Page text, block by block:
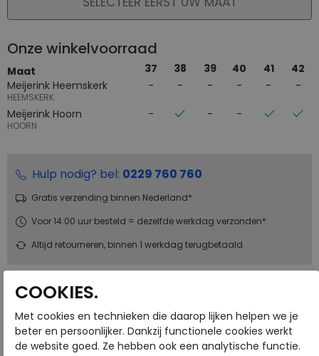
Onze winkelvoorraad
Maat 37 38 39 40 41
42
Meijerink Heemskerk
HEEMSKERK
Meijerink Hoorn
HOORN
Hulp nodig? bel: 0229 760 760
Gratis verzending binnen Nederland*
Voor 14:00 uur besteld = dezelfde werkdag verzonden*
Altijd retourneren, binnen 1 werkdag terugbetaald
ALTERNATIEVE KLEUREN
COOKIES.
Met cookies en technieken die daarop lijken helpen we je
beter en persoonlijker. Dankzij functionele cookies werkt
de website goed. Ze hebben ook een analytische functie.